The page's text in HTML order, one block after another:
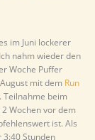
im Juni lockerer
nahm wieder den
Woche Puffer
mit dem Run
Teilnahme beim
Wochen vor dem
ist. Als
Stunden